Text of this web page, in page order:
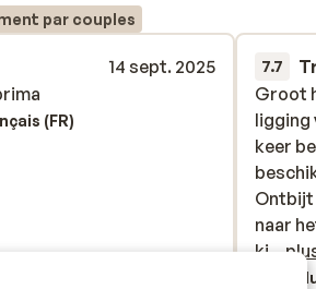
par couples
14 sept. 2025
(FR)
7.7
Groot
ligging
keer
Ontbijt
naar
voor
Groot
ligging
keer
Ontbijt
naar
ki...